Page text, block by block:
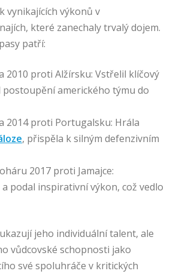
vynikajících výkonů v
které zanechaly trvalý dojem.
patří:
2010 proti Alžírsku: Vstřelil klíčový
amerického týmu do
2014 proti Portugalsku: Hrála
, přispěla k silným defenzivním
2017 proti Jamajce:
podal inspirativní výkon, což vedlo
jeho individuální talent, ale
vůdcovské schopnosti jako
své spoluhráče v kritických